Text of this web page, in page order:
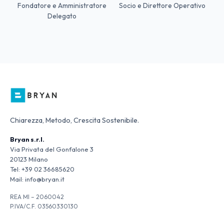
Fondatore e Amministratore
Delegato
Socio e Direttore Operativo
Chiarezza, Metodo, Crescita Sostenibile.
Bryan s.r.l.
Via Privata del Gonfalone 3
20123 Milano
Tel: +39 02 36685620
Mail: info@bryan.it
REA MI – 2060042
P.IVA/C.F. 03560330130